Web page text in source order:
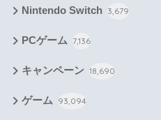
Nintendo Switch 3,679
PCゲーム 7,136
キャンペーン 18,690
ゲーム 93,094